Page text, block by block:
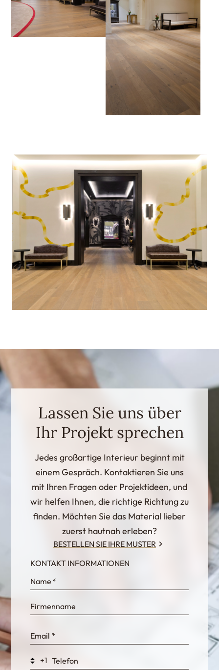
Lassen Sie uns über
Ihr Projekt sprechen
Jedes großartige Interieur beginnt mit
einem Gespräch. Kontaktieren Sie uns
mit Ihren Fragen oder Projektideen, und
wir helfen Ihnen, die richtige Richtung zu
finden. Möchten Sie das Material lieber
zuerst hautnah erleben?
BESTELLEN SIE IHRE MUSTER
InternalFormDataPassing
bn1q0rrvUn2bmwl
WEK7sP7DXp5OiEV
KONTAKT INFORMATIONEN
+1